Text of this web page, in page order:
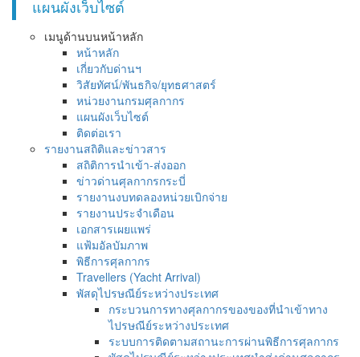
แผนผังเว็บไซต์
เมนูด้านบนหน้าหลัก
หน้าหลัก
เกี่ยวกับด่านฯ
วิสัยทัศน์/พันธกิจ/ยุทธศาสตร์
หน่วยงานกรมศุลกากร
แผนผังเว็บไซต์
ติดต่อเรา
รายงานสถิติและข่าวสาร
สถิติการนำเข้า-ส่งออก
ข่าวด่านศุลกากรกระบี่
รายงานงบทดลองหน่วยเบิกจ่าย
รายงานประจำเดือน
เอกสารเผยแพร่
แฟ้มอัลบัมภาพ
พิธีการศุลกากร
Travellers (Yacht Arrival)
พัสดุไปรษณีย์ระหว่างประเทศ
กระบวนการทางศุลกากรของของที่นำเข้าทาง
ไปรษณีย์ระหว่างประเทศ
ระบบการติดตามสถานะการผ่านพิธีการศุลกากร